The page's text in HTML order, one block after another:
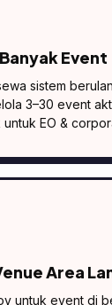
Event
sistem
3–30 event
EO &
Area
untuk event di